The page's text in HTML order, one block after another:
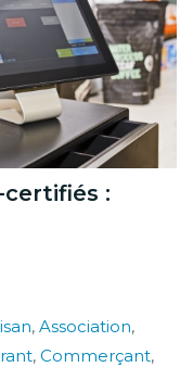
certifiés :
, Association,
, Commerçant,